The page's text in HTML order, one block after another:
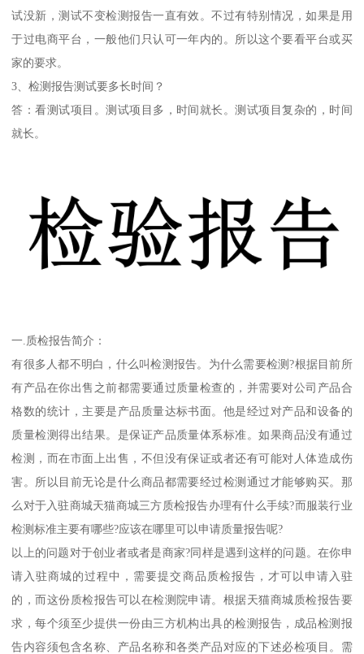
试没新，测试不变检测报告一直有效。不过有特别情况，如果是用
于过电商平台，一般他们只认可一年内的。所以这个要看平台或买
家的要求。
3、检测报告测试要多长时间？
答：看测试项目。测试项目多，时间就长。测试项目复杂的，时间
就长。
一.质检报告简介：
有很多人都不明白，什么叫检测报告。为什么需要检测?根据目前所
有产品在你出售之前都需要通过质量检查的，并需要对公司产品合
格数的统计，主要是产品质量达标书面。他是经过对产品和设备的
质量检测得出结果。是保证产品质量体系标准。如果商品没有通过
检测，而在市面上出售，不但没有保证或者还有可能对人体造成伤
害。所以目前无论是什么商品都需要经过检测通过才能够购买。那
么对于入驻商城天猫商城三方质检报告办理有什么手续?而服装行业
检测标准主要有哪些?应该在哪里可以申请质量报告呢?
以上的问题对于创业者或者是商家?同样是遇到这样的问题。在你申
请入驻商城的过程中，需要提交商品质检报告，才可以申请入驻
的，而这份质检报告可以在检测院申请。根据天猫商城质检报告要
求，每个须至少提供一份由三方机构出具的检测报告，成品检测报
告内容须包含名称、产品名称和各类产品对应的下述必检项目。需